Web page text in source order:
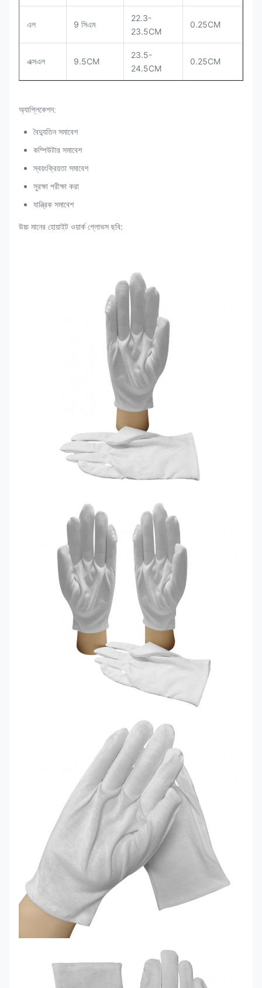
এল 9 সিএম
22.3-
23.5CM
0.25CM
এক্সএল 9.5CM
23.5-
24.5CM
0.25CM
অ্যাপ্লিকেশন:
বৈদ্যুতিন সমাবেশ
কম্পিউটার সমাবেশ
স্বয়ংক্রিয়তা সমাবেশ
সুরক্ষা পরীক্ষা করা
যান্ত্রিক সমাবেশ
উচ্চ মানের হোয়াইট ওয়ার্ক গ্লোভস ছবি: